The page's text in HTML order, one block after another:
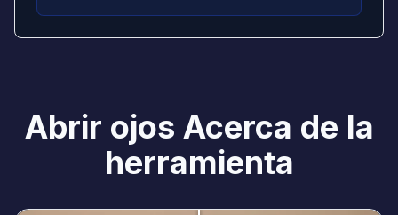
Abrir ojos Acerca de la
herramienta